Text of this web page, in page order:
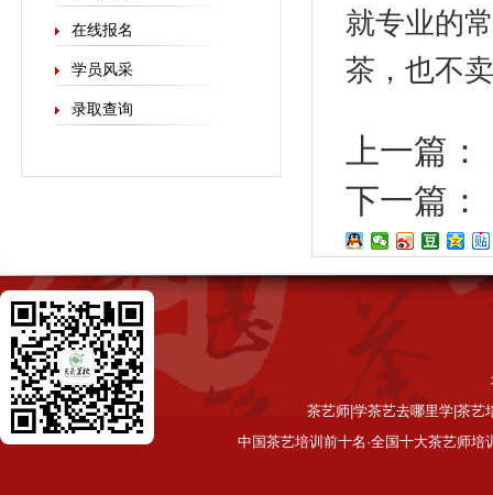
在线报名
学员风采
录取查询
就专业的
茶，也不
上一篇：
下一篇：
茶艺师|学茶艺去哪里学|茶艺
中国茶艺培训前十名·全国十大茶艺师培